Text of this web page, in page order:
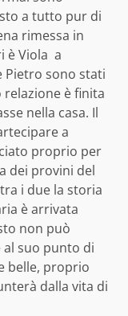
a tutto pur di
rimessa in
è Viola a
Pietro sono stati
relazione è finita
nella casa. Il
a
proprio per
dei provini del
i due la storia
è arrivata
non può
al suo punto di
belle, proprio
dalla vita di